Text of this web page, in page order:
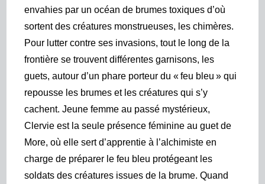
envahies par un océan de brumes toxiques d’où
sortent des créatures monstrueuses, les chimères.
Pour lutter contre ses invasions, tout le long de la
frontière se trouvent différentes garnisons, les
guets, autour d’un phare porteur du « feu bleu » qui
repousse les brumes et les créatures qui s’y
cachent. Jeune femme au passé mystérieux,
Clervie est la seule présence féminine au guet de
More, où elle sert d’apprentie à l’alchimiste en
charge de préparer le feu bleu protégeant les
soldats des créatures issues de la brume. Quand